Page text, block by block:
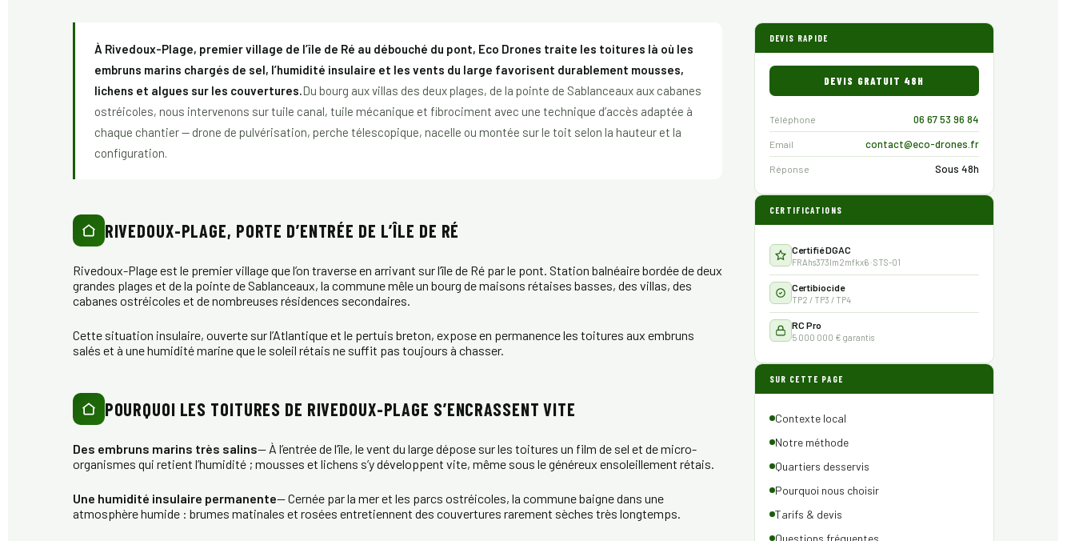
À Rivedoux-Plage, premier village de l’île de Ré au débouché du pont, Eco Drones traite les toitures là où les
embruns marins chargés de sel, l’humidité insulaire et les vents du large favorisent durablement mousses,
lichens et algues sur les couvertures. Du bourg aux villas des deux plages, de la pointe de Sablanceaux aux cabanes
ostréicoles, nous intervenons sur tuile canal, tuile mécanique et fibrociment avec une technique d’accès adaptée à
chaque chantier — drone de pulvérisation, perche télescopique, nacelle ou montée sur le toit selon la hauteur et la
configuration.
RIVEDOUX-PLAGE, PORTE D’ENTRÉE DE L’ÎLE DE RÉ
Rivedoux-Plage est le premier village que l’on traverse en arrivant sur l’île de Ré par le pont. Station balnéaire bordée de deux
grandes plages et de la pointe de Sablanceaux, la commune mêle un bourg de maisons rétaises basses, des villas, des
cabanes ostréicoles et de nombreuses résidences secondaires.
Cette situation insulaire, ouverte sur l’Atlantique et le pertuis breton, expose en permanence les toitures aux embruns
salés et à une humidité marine que le soleil rétais ne suffit pas toujours à chasser.
POURQUOI LES TOITURES DE RIVEDOUX-PLAGE S’ENCRASSENT VITE
Des embruns marins très salins— À l’entrée de l’île, le vent du large dépose sur les toitures un film de sel et de micro-
organismes qui retient l’humidité ; mousses et lichens s’y développent vite, même sous le généreux ensoleillement rétais.
Une humidité insulaire permanente— Cernée par la mer et les parcs ostréicoles, la commune baigne dans une
atmosphère humide : brumes matinales et rosées entretiennent des couvertures rarement sèches très longtemps.
DEVIS RAPIDE
DEVIS GRATUIT 48H
Téléphone 06 67 53 96 84
Email contact@eco-drones.fr
Réponse Sous 48h
CERTIFICATIONS
Certifié DGAC
FRAhs373lm2mfkx6 · STS-01
Certibiocide
TP2 / TP3 / TP4
RC Pro
5 000 000 € garantis
SUR CETTE PAGE
Contexte local
Notre méthode
Quartiers desservis
Pourquoi nous choisir
Tarifs & devis
Questions fréquentes